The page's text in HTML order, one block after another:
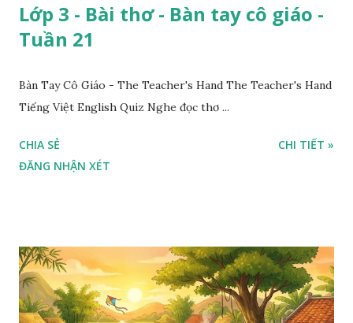
Lớp 3 - Bài thơ - Bàn tay cô giáo -
Tuần 21
Bàn Tay Cô Giáo - The Teacher's Hand The Teacher's Hand
Tiếng Việt English Quiz Nghe đọc thơ ...
CHIA SẺ
ĐĂNG NHẬN XÉT
CHI TIẾT »